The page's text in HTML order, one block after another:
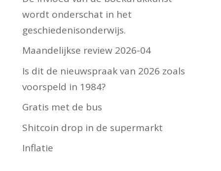
wordt onderschat in het
geschiedenisonderwijs.
Maandelijkse review 2026-04
Is dit de nieuwspraak van 2026 zoals
voorspeld in 1984?
Gratis met de bus
Shitcoin drop in de supermarkt
Inflatie